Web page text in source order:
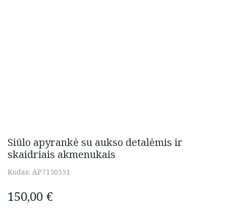
Siūlo apyrankė su aukso detalėmis ir
skaidriais akmenukais
Kodas: AP7150551
150,00 €